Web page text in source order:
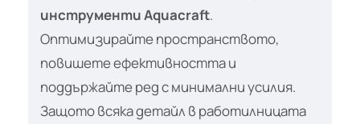
инструменти Aquacraft.
Оптимизирайте пространството,
повишете ефективността и
поддържайте ред с минимални усилия.
Защото всяка детайл в работилницата